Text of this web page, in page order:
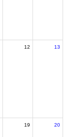
12 13
19 20